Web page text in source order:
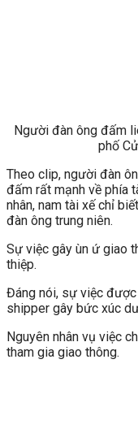
Người đàn ông đấm
phố
Theo clip, người đàn
đấm rất mạnh về phía
nhân, nam tài xế chỉ
đàn ông trung niên.
Sự việc gây ùn ứ giao
thiệp.
Đáng nói, sự việc
shipper gây bức xúc
Nguyên nhân vụ việc
tham gia giao thông.